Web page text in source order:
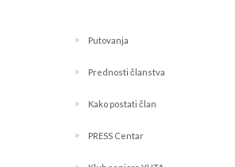
Putovanja
Prednosti članstva
Kako postati član
PRESS Centar